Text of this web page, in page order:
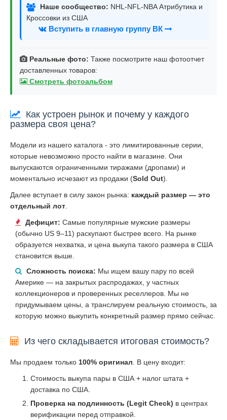
Наше сообщество: NHL-NFL-NBA Атрибутика и
Кроссовки из США
Вступить в главную группу ВК
Реальные фото: Также посмотрите наш фотоотчет
доставленных товаров:
Смотреть фотоальбом
Как устроен рынок и почему у каждого
размера своя цена?
Модели из нашего каталога - это лимитированные серии,
которые невозможно просто найти в магазине. Они
выпускаются ограниченными тиражами (дропами) и
моментально исчезают из продажи (Sold Out).
Далее вступает в силу закон рынка: каждый размер — это
отдельный лот
Дефицит: Самые популярные мужские размеры
(обычно US 9–11) раскупают быстрее всего. На рынке
образуется нехватка, и цена выкупа такого размера в США
становится выше.
Сложность поиска: Мы ищем вашу пару по всей
Америке — на закрытых распродажах, у частных
коллекционеров и проверенных реселлеров. Мы не
придумываем цены, а транслируем реальную стоимость, за
которую можно выкупить конкретный размер прямо сейчас.
Из чего складывается итоговая стоимость?
Мы продаем только 100% оригинал . В цену входит:
Стоимость выкупа пары в США + налог штата +
доставка по США.
Проверка на подлинность (Legit Check) в центрах
верификации перед отправкой.